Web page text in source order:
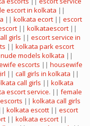
escort in kolkata ||
|| kolkata ecort || escort
|| kolkataescort ||
girls || escort service in
|| kolkata park escort
models kolkata ||
escorts || housewife
|| call girls in kolkata ||
call girls || kolkata
escort service. || female
|| kolkata call girls
|| kolkata escott || escort
|| kolkata escort ||